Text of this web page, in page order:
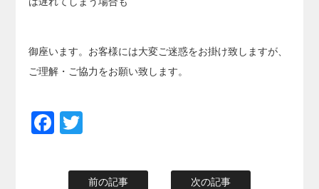
御座います。お客様には大変ご迷惑をお掛け致しますが、
ご理解・ご協力をお願い致します。
Facebook
前の記事 次の記事